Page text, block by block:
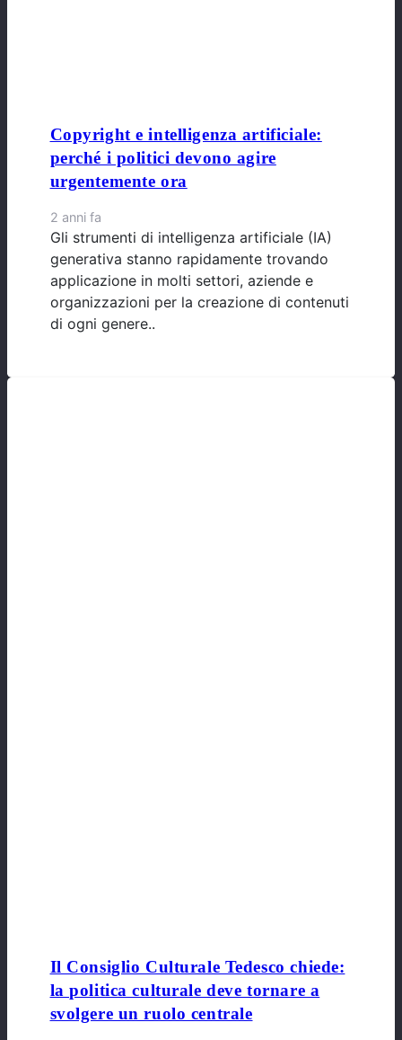
Copyright e intelligenza artificiale:
perché i politici devono agire
urgentemente ora
2 anni fa
Gli strumenti di intelligenza artificiale (IA)
generativa stanno rapidamente trovando
applicazione in molti settori, aziende e
organizzazioni per la creazione di contenuti
di ogni genere..
Il Consiglio Culturale Tedesco chiede:
la politica culturale deve tornare a
svolgere un ruolo centrale